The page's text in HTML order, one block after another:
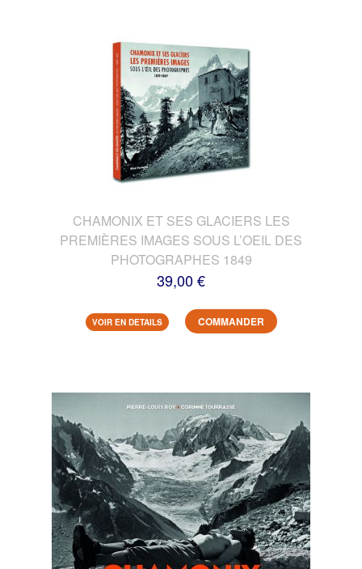
CHAMONIX ET SES GLACIERS LES
PREMIÈRES IMAGES SOUS L’OEIL DES
PHOTOGRAPHES 1849
39,00 €
VOIR EN DETAILS COMMANDER